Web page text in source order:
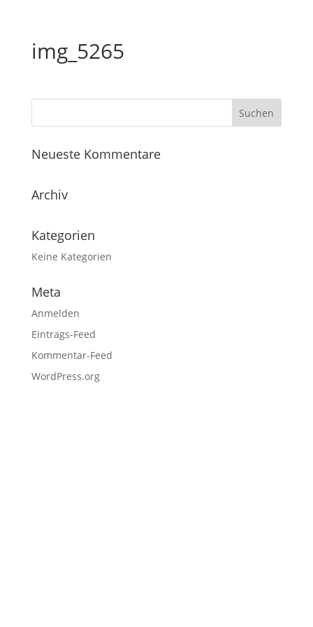
img_5265
Neueste Kommentare
Archiv
Kategorien
Keine Kategorien
Meta
Anmelden
Eintrags-Feed
Kommentar-Feed
WordPress.org